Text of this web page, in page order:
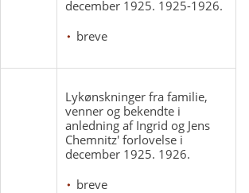
december 1925. 1925-1926.
breve
Lykønskninger fra familie,
venner og bekendte i
anledning af Ingrid og Jens
Chemnitz' forlovelse i
december 1925. 1926.
breve